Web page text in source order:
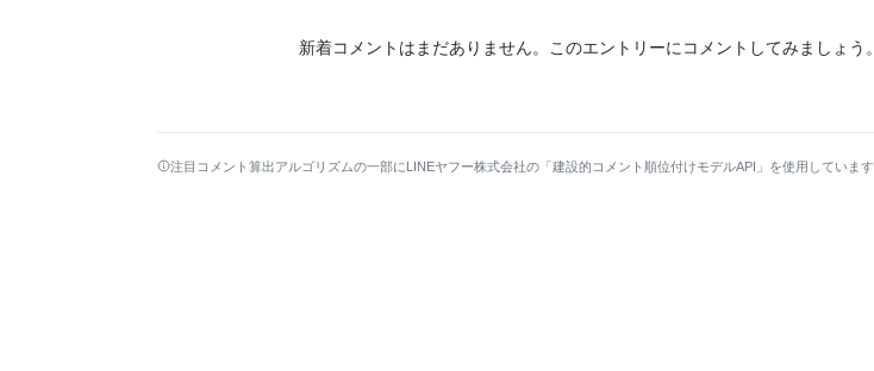
新着コメントはまだありません。 このエントリーにコメントしてみましょう。
注目コメント算出アルゴリズムの一部にLINEヤフー株式会社の「建設的コメント順位付けモデルAPI」を使用しています